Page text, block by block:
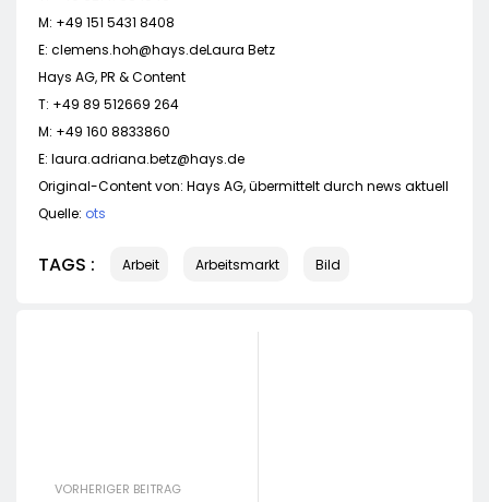
M: +49 151 5431 8408
E: clemens.hoh@hays.deLaura Betz
Hays AG, PR & Content
T: +49 89 512669 264
M: +49 160 8833860
E: laura.adriana.betz@hays.de
Original-Content von: Hays AG, übermittelt durch news aktuell
Quelle: ots
TAGS : Arbeit Arbeitsmarkt Bild
VORHERIGER BEITRAG